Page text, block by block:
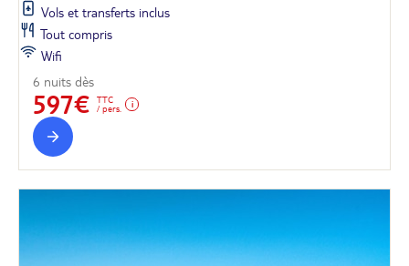
Vols et transferts inclus
Tout compris
Wifi
6 nuits dès
597€
TTC
/ pers.